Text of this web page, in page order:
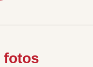
fotos